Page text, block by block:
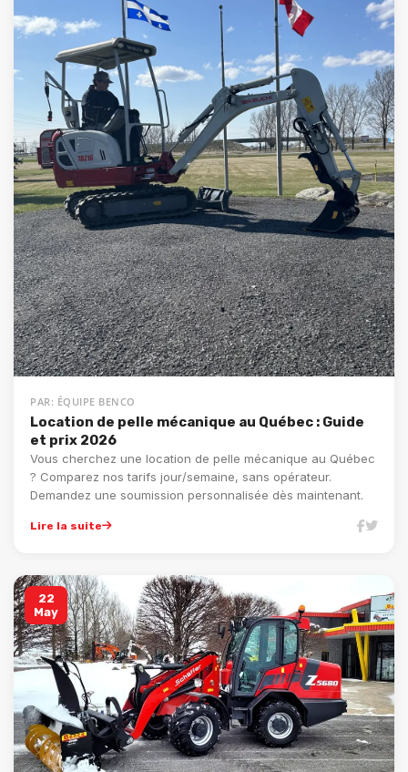
PAR: ÉQUIPE BENCO
Location de pelle mécanique au Québec : Guide
et prix 2026
Vous cherchez une location de pelle mécanique au Québec
? Comparez nos tarifs jour/semaine, sans opérateur.
Demandez une soumission personnalisée dès maintenant.
Lire la suite
22
May